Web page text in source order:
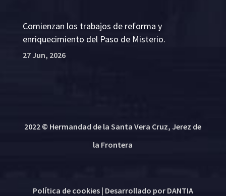
Comienzan los trabajos de reforma y
enriquecimiento del Paso de Misterio.
27 Jun, 2026
2022 © Hermandad de la Santa Vera Cruz, Jerez de
la Frontera
Política de cookies| Desarrollado por DANTIA